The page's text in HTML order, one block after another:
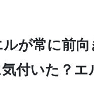
が常に前
付いた？